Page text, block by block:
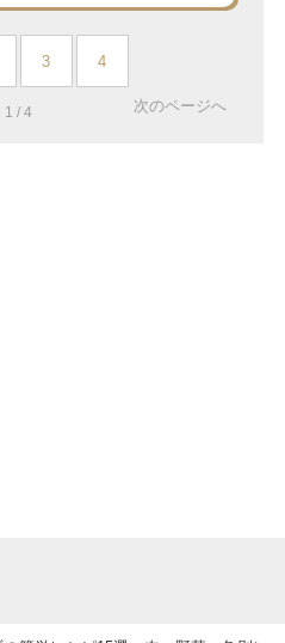
3 4
1 / 4 次のページへ